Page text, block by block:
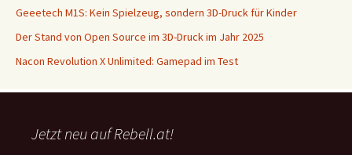
Geeetech M1S: Kein Spielzeug, sondern 3D-Druck für Kinder
Der Stand von Open Source im 3D-Druck im Jahr 2025
Nacon Revolution X Unlimited: Gamepad im Test
Jetzt neu auf Rebell.at!